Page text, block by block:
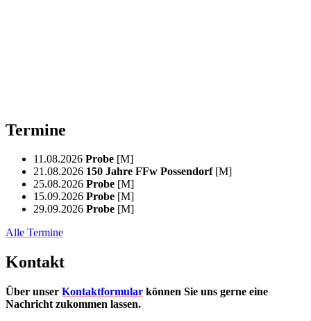
Termine
11.08.2026 Probe [M]
21.08.2026 150 Jahre FFw Possendorf [M]
25.08.2026 Probe [M]
15.09.2026 Probe [M]
29.09.2026 Probe [M]
Alle Termine
Kontakt
Über unser Kontaktformular können Sie uns gerne eine
Nachricht zukommen lassen.